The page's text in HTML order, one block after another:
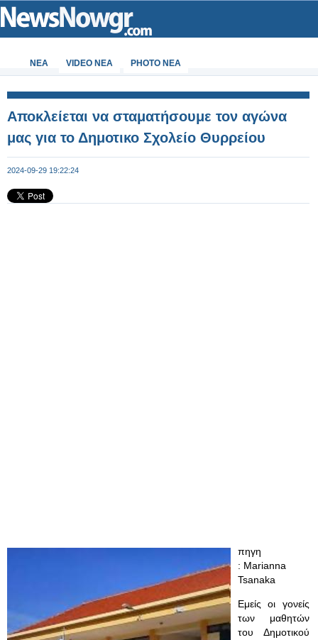
ΝΕΑ VIDEO NEA PHOTO NEA
Αποκλείεται να σταματήσουμε τον αγώνα
μας για το Δημοτικο Σχολείο Θυρρείου
2024-09-29 19:22:24
πηγη
: Marianna
Tsanaka
Εμείς οι γονείς
των μαθητών
του Δημοτικού